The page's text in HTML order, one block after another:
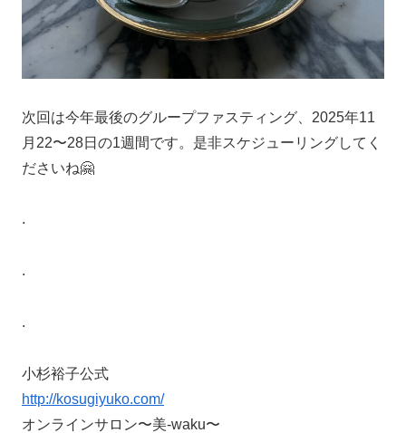
次回は今年最後のグループファスティング、2025年11
月22〜28日の1週間です。是非スケジューリングしてく
ださいね🤗
.
.
.
小杉裕子公式
http://kosugiyuko.com/
オンラインサロン〜美-waku〜